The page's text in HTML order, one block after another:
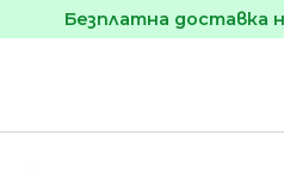
Безплатна доставка